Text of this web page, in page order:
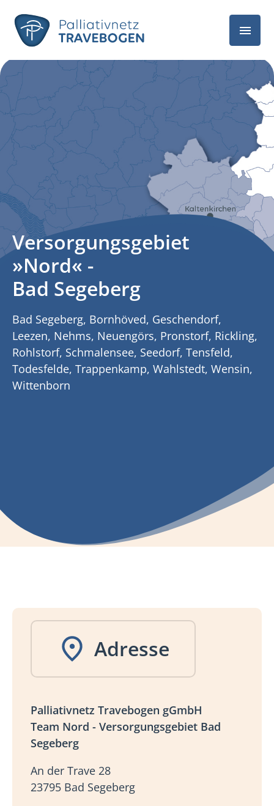
Versorgungsgebiet
»Nord« -
Bad Segeberg
Bad Segeberg, Bornhöved, Geschendorf,
Leezen, Nehms, Neuengörs, Pronstorf, Rickling,
Rohlstorf, Schmalensee, Seedorf, Tensfeld,
Todesfelde, Trappenkamp, Wahlstedt, Wensin,
Wittenborn
Adresse
Palliativnetz Travebogen gGmbH
Team Nord - Versorgungsgebiet Bad
Segeberg
An der Trave 28
23795 Bad Segeberg